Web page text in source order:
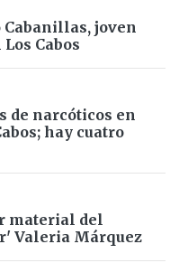
joven
Cabos
de narcóticos en
hay cuatro
material del
Valeria Márquez